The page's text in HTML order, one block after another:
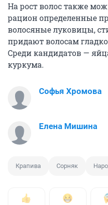
На рост волос также
рацион определенные
волосяные луковицы,
придают волосам
Среди кандидатов —
куркума.
Софья Хромова
Елена Мишина
Крапива Сорняк